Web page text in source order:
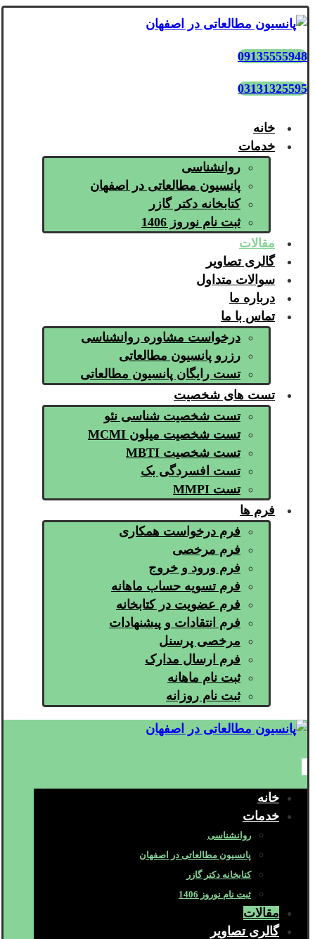
09135555948
03131325595
خانه
خدمات
روانشناسی
پانسیون مطالعاتی در اصفهان
کتابخانه دکتر گازر
ثبت نام نوروز 1406
مقالات
گالری تصاویر
سوالات متداول
درباره ما
تماس با ما
درخواست مشاوره روانشناسی
رزرو پانسیون مطالعاتی
تست رایگان پانسیون مطالعاتی
تست های شخصیت
تست شخصیت شناسی نئو
تست شخصیت میلون MCMI
تست شخصیت MBTI
تست افسردگی بک
تست MMPI
فرم ها
فرم درخواست همکاری
فرم مرخصی
فرم ورود و خروج
فرم تسویه حساب ماهانه
فرم عضویت در کتابخانه
فرم انتقادات و پیشنهادات
مرخصی پرسنل
فرم ارسال مدارک
ثبت نام ماهانه
ثبت نام روزانه
خانه
خدمات
روانشناسی
پانسیون مطالعاتی در اصفهان
کتابخانه دکتر گازر
ثبت نام نوروز 1406
مقالات
گالری تصاویر